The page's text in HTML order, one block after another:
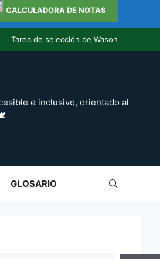
CALCULADORA DE NOTAS
Tarea de selección de Wason
e inclusivo, orientado al
GLOSARIO